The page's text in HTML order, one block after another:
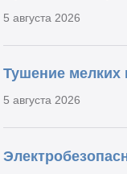
5 августа 2026
Тушение мелких
5 августа 2026